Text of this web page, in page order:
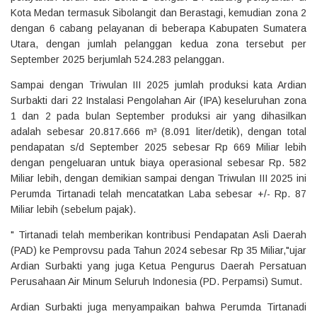
Kota Medan termasuk Sibolangit dan Berastagi, kemudian zona 2
dengan 6 cabang pelayanan di beberapa Kabupaten Sumatera
Utara, dengan jumlah pelanggan kedua zona tersebut per
September 2025 berjumlah 524.283 pelanggan.
Sampai dengan Triwulan III 2025 jumlah produksi kata Ardian
Surbakti dari 22 Instalasi Pengolahan Air (IPA) keseluruhan zona
1 dan 2 pada bulan September produksi air yang dihasilkan
adalah sebesar 20.817.666 m³ (8.091 liter/detik), dengan total
pendapatan s/d September 2025 sebesar Rp 669 Miliar lebih
dengan pengeluaran untuk biaya operasional sebesar Rp. 582
Miliar lebih, dengan demikian sampai dengan Triwulan III 2025 ini
Perumda Tirtanadi telah mencatatkan Laba sebesar +/- Rp. 87
Miliar lebih (sebelum pajak).
" Tirtanadi telah memberikan kontribusi Pendapatan Asli Daerah
(PAD) ke Pemprovsu pada Tahun 2024 sebesar Rp 35 Miliar,"ujar
Ardian Surbakti yang juga Ketua Pengurus Daerah Persatuan
Perusahaan Air Minum Seluruh Indonesia (PD. Perpamsi) Sumut.
Ardian Surbakti juga menyampaikan bahwa Perumda Tirtanadi